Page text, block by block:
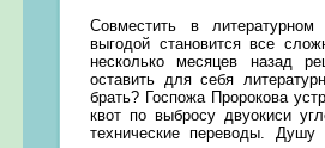
Совместить в
выгодой становится все
несколько месяцев назад
оставить для себя
брать? Госпожа Пророкова
квот по выбросу двуокиси
технические переводы.